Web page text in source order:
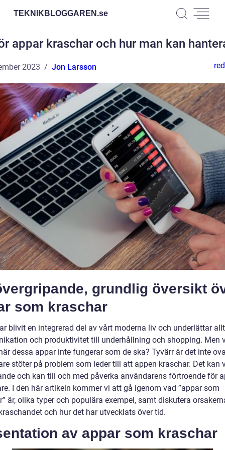
TEKNIKBLOGGAREN.se
appar kraschar och hur man kan
2023 Jon Larsson
grundlig översikt
som kraschar
blivit en integrerad del av vårt moderna liv och underlättar
och produktivitet till underhållning och shopping. Men
dessa appar inte fungerar som de ska? Tyvärr är det inte
stöter på problem som leder till att appen kraschar. Det kan
och kan till och med påverka användarens förtroende för
I den här artikeln kommer vi att gå igenom vad ”appar som
är, olika typer och populära exempel, samt diskutera
och hur det har utvecklats över tid.
av appar som kraschar